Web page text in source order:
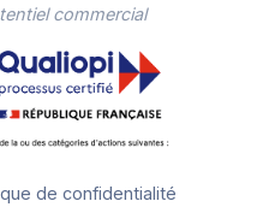
commercial
de confidentialité